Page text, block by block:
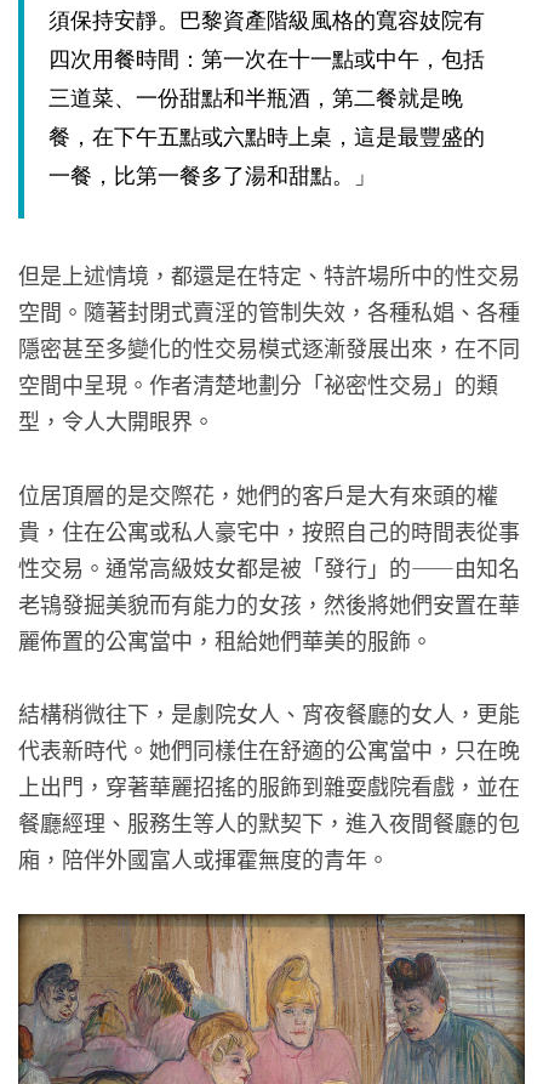
須保持安靜。巴黎資產階級風格的寬容妓院有
四次用餐時間：第一次在十一點或中午，包括
三道菜、一份甜點和半瓶酒，第二餐就是晚
餐，在下午五點或六點時上桌，這是最豐盛的
一餐，比第一餐多了湯和甜點。」
但是上述情境，都還是在特定、特許場所中的性交易
空間。隨著封閉式賣淫的管制失效，各種私娼、各種
隱密甚至多變化的性交易模式逐漸發展出來，在不同
空間中呈現。作者清楚地劃分「祕密性交易」的類
型，令人大開眼界。
位居頂層的是交際花，她們的客戶是大有來頭的權
貴，住在公寓或私人豪宅中，按照自己的時間表從事
性交易。通常高級妓女都是被「發行」的——由知名
老鴇發掘美貌而有能力的女孩，然後將她們安置在華
麗佈置的公寓當中，租給她們華美的服飾。
結構稍微往下，是劇院女人、宵夜餐廳的女人，更能
代表新時代。她們同樣住在舒適的公寓當中，只在晚
上出門，穿著華麗招搖的服飾到雜耍戲院看戲，並在
餐廳經理、服務生等人的默契下，進入夜間餐廳的包
廂，陪伴外國富人或揮霍無度的青年。